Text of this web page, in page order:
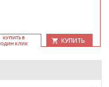
КУ­ПИТЬ В
ОДИН КЛИК
КУПИТЬ